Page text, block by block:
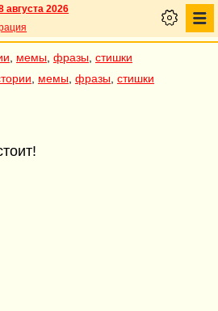
августа 2026
мемы фразы стишки
мемы фразы стишки